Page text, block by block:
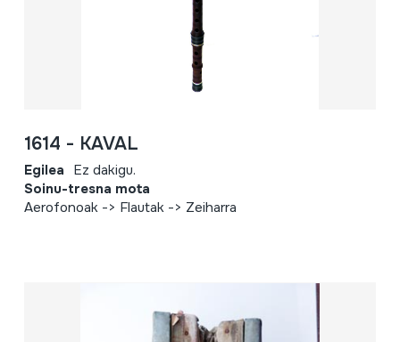
1614 - KAVAL
Egilea Ez dakigu.
Soinu-tresna mota
Aerofonoak -> Flautak -> Zeiharra